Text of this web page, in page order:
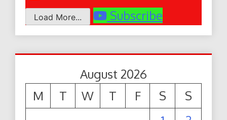
Load More... Subscribe
August 2026
M
T W T F S
S